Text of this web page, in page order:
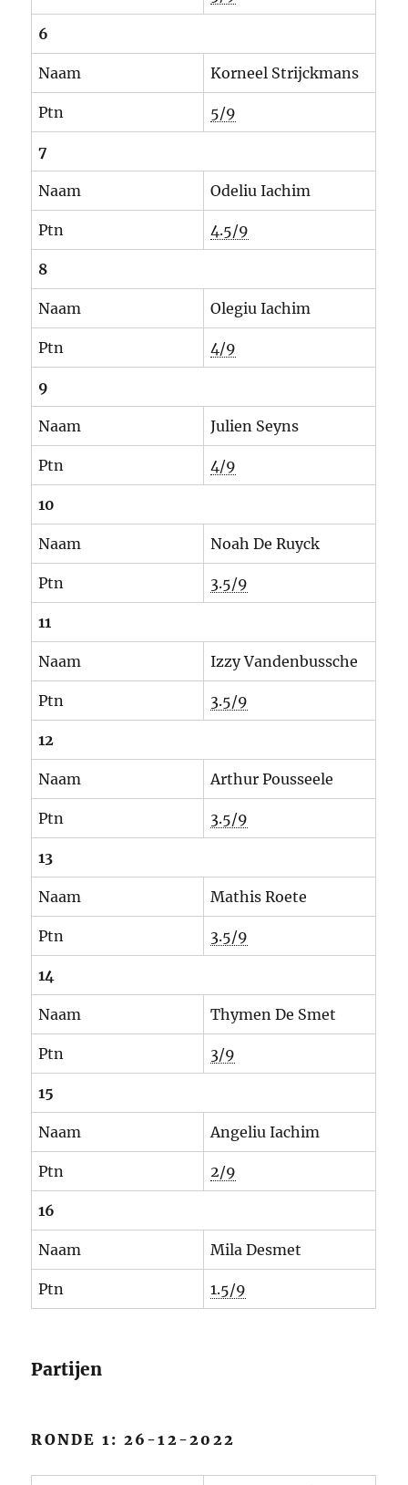
6
Naam Korneel Strijckmans
Ptn 5/9
7
Naam Odeliu Iachim
Ptn 4.5/9
8
Naam Olegiu Iachim
Ptn 4/9
9
Naam Julien Seyns
Ptn 4/9
10
Naam Noah De Ruyck
Ptn 3.5/9
11
Naam Izzy Vandenbussche
Ptn 3.5/9
12
Naam Arthur Pousseele
Ptn 3.5/9
13
Naam Mathis Roete
Ptn 3.5/9
14
Naam Thymen De Smet
Ptn 3/9
15
Naam Angeliu Iachim
Ptn 2/9
16
Naam Mila Desmet
Ptn 1.5/9
Partijen
RONDE 1: 26-12-2022